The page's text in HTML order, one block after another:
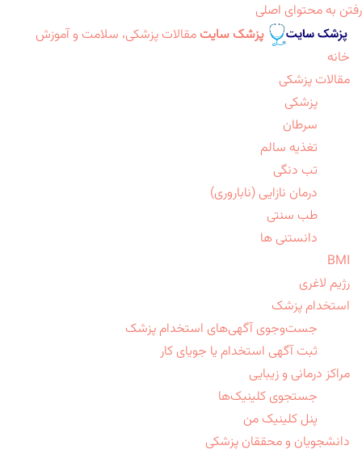
رفتن به محتوای اصلی
پزشک سایت مقالات پزشکی، سلامت و آموزش
خانه
مقالات پزشکی
پزشکی
سرطان
تغذیه سالم
تب دنگی
درمان نازایی (ناباروری)
طب سنتی
دانستنی ها
BMI
رژیم لاغری
استخدام پزشک
جست‌وجوی آگهی‌های استخدام پزشک
ثبت آگهی استخدام یا جویای کار
مراکز درمانی و زیبایی
جستجوی کلینیک‌ها
پنل کلینیک من
دانشجویان و محققان پزشکی